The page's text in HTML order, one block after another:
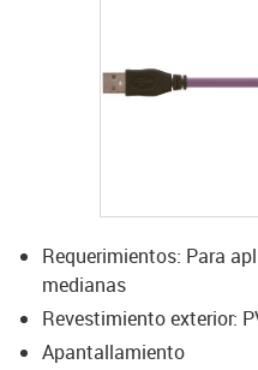
Requerimientos: Para
medianas
Revestimiento exterior:
Apantallamiento